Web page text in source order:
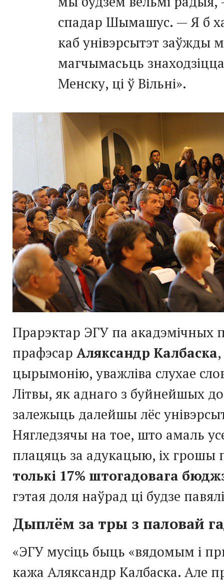
спадар Шымашус. — Я б
каб унівэрсытэт заўжды
магчымасьць
Менску, ці ў Вільні».
Прарэктар ЭГУ па акадэмічных
прафэсар Аляксандр Калбаска
цырымонію, уважліва слухае
Літвы, як аднаго з буйнейшых
залежыць далейшы лёс
Нягледзячы на тое, што амаль
плацяць за адукацыю, іх грошы
толькі 17% штогадовага
гэтая доля наўрад ці будзе
Дыплём за тры з паловай
«ЭГУ мусіць быць «вядомым і
кажа Аляксандр Калбаска. Але